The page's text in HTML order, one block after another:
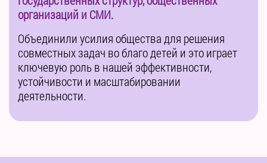
организаций и СМИ.
Объединили усилия общества для решения
совместных задач во благо детей и это играет
ключевую роль в нашей эффективности,
устойчивости и масштабировании
деятельности.